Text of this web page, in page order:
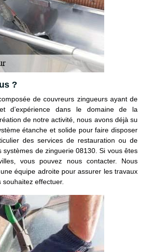
?
de couvreurs zingueurs ayant de
d’expérience dans le domaine de la
de notre activité, nous avons déjà su
étanche et solide pour faire disposer
des services de restauration ou de
systèmes de zinguerie 08130. Si vous êtes
vous pouvez nous contacter. Nous
équipe adroite pour assurer les travaux
effectuer.